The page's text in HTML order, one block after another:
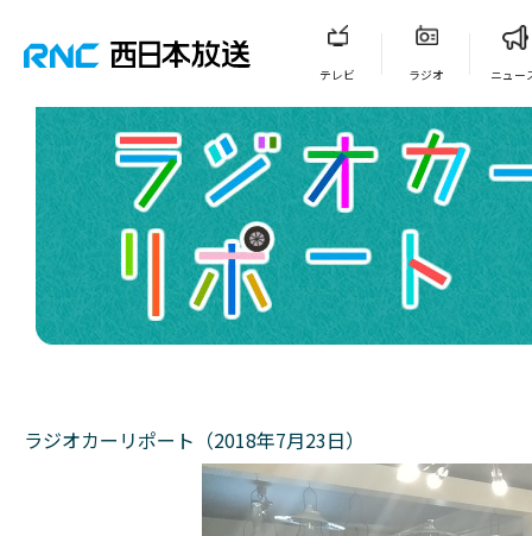
テレビ ラジオ ニュー
ラジオカーリポート（2018年7月23日）